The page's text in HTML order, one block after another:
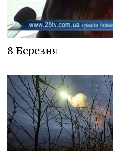
8 Березня